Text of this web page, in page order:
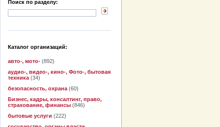
Поиск по разделу:
Каталог организаций:
авто-, мото- (892)
аудио-, видео-, кино-, Фото-, бытовая
техника (34)
безопасность, охрана (60)
Бизнес, кадры, консалтинг, право,
страхование, финансы (846)
бытовые услуги (222)